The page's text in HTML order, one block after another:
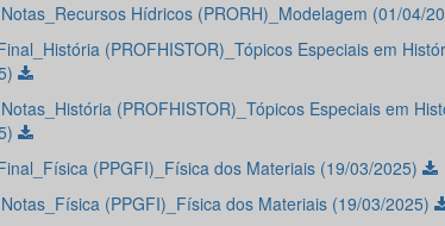
Hídricos (PRORH)_Modelagem (01/04/
(PROFHISTOR)_Tópicos Especiais em
(PROFHISTOR)_Tópicos Especiais em
(PPGFI)_Física dos Materiais (19/03/2025)
(PPGFI)_Física dos Materiais (19/03/2025)